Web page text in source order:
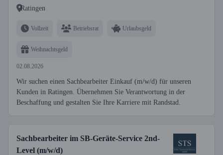
Ratingen
Vollzeit Betriebsrat Urlaubsgeld
Weihnachtsgeld
02.08.2026
Wir suchen einen Sachbearbeiter Einkauf (m/w/d) für unseren
Kunden in Ratingen. Übernehmen Sie Verantwortung in der
Beschaffung und gestalten Sie Ihre Karriere mit Randstad.
Sachbearbeiter im SB-Geräte-Service 2nd-
Level (m/w/d)